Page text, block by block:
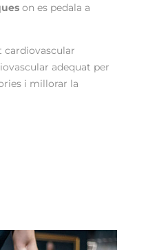
on es pedala a
cardiovascular
adequat per
i millorar la